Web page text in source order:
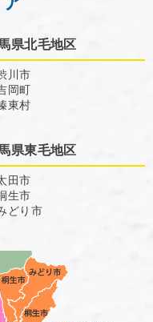
県北毛地区
川市
岡町
東村
県東毛地区
田市
生市
どり市